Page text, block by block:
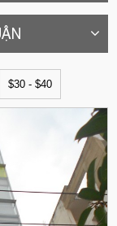
$30 - $40